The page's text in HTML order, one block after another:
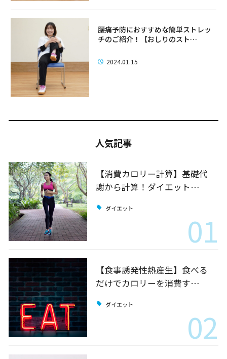
腰痛予防におすすめな簡単ストレッ
チのご紹介！【おしりのスト…
2024.01.15
人気記事
【消費カロリー計算】基礎代
謝から計算！ダイエット…
ダイエット
01
【食事誘発性熱産生】食べる
だけでカロリーを消費す…
ダイエット
02